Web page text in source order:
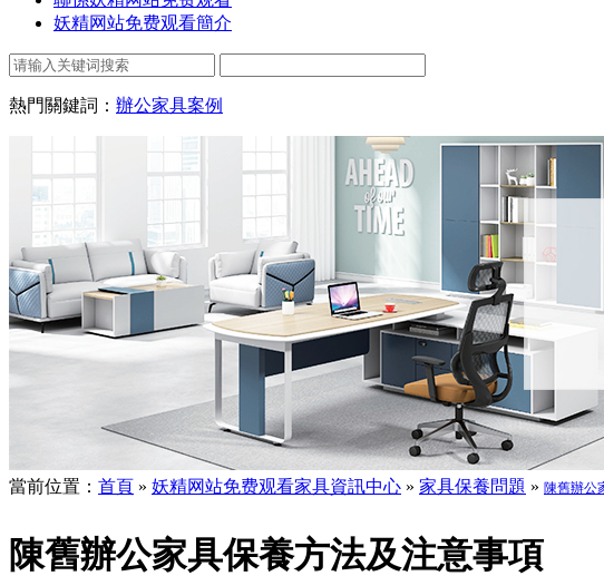
妖精网站免费观看簡介
熱門關鍵詞： 辦公家具案例
當前位置： 首頁 » 妖精网站免费观看家具資訊中心 » 家具保養問題 » 陳舊辦公
陳舊辦公家具保養方法及注意事項